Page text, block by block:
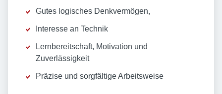
Gutes logisches Denkvermögen,
Interesse an Technik
Lernbereitschaft, Motivation und
Zuverlässigkeit
Präzise und sorgfältige Arbeitsweise